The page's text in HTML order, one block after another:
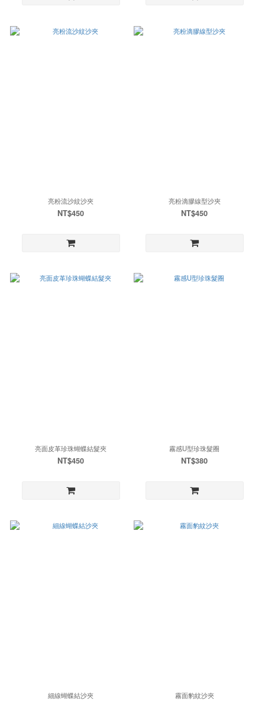
亮粉流沙紋沙夾
NT$450
亮粉滴膠線型沙夾
NT$450
亮面皮革珍珠蝴蝶結髮夾
NT$450
霧感U型珍珠髮圈
NT$380
細線蝴蝶結沙夾 霧面豹紋沙夾